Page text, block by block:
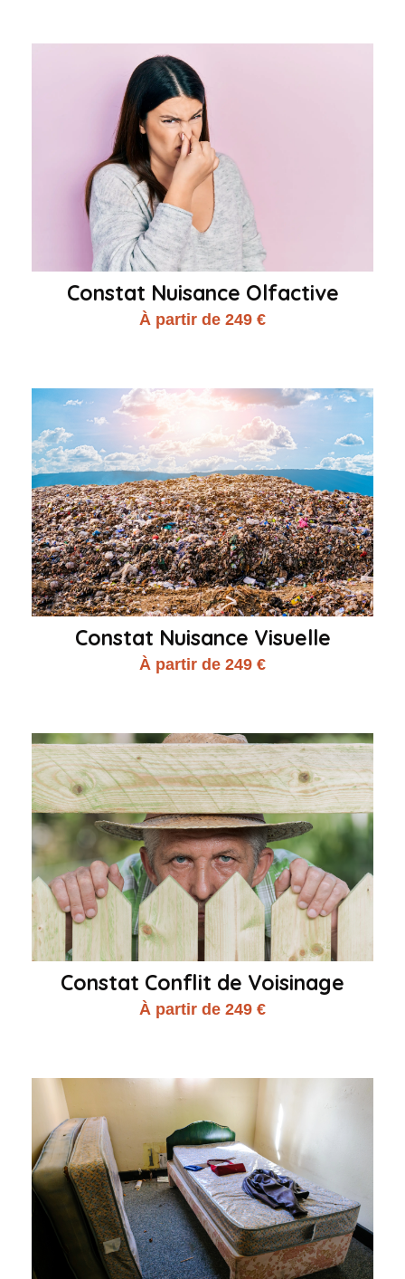
Constat Nuisance Olfactive
À partir de 249 €
Constat Nuisance Visuelle
À partir de 249 €
Constat Conflit de Voisinage
À partir de 249 €